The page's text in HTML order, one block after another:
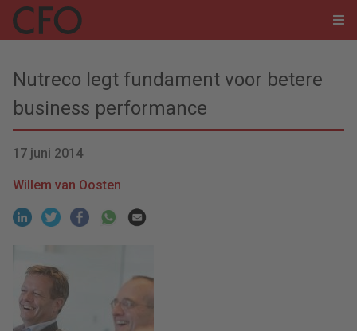
Nutreco legt fundament voor betere
business performance
17 juni 2014
Willem van Oosten